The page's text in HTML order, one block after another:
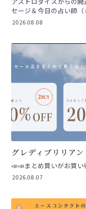
セージ＆今日の占い師（
2026.08.08
グレディブリリアン
📣📣まとめ買いがお買
2026.08.07